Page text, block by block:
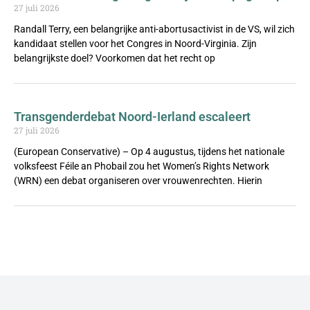
27 juli 2026
Randall Terry, een belangrijke anti-abortusactivist in de VS, wil zich
kandidaat stellen voor het Congres in Noord-Virginia. Zijn
belangrijkste doel? Voorkomen dat het recht op
Transgenderdebat Noord-Ierland escaleert
27 juli 2026
(European Conservative) – Op 4 augustus, tijdens het nationale
volksfeest Féile an Phobail zou het Women’s Rights Network
(WRN) een debat organiseren over vrouwenrechten. Hierin